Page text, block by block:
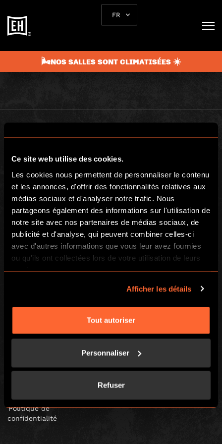
Ce site web utilise des cookies.
Les cookies nous permettent de personnaliser le contenu
et les annonces, d'offrir des fonctionnalités relatives aux
médias sociaux et d'analyser notre trafic. Nous
partageons également des informations sur l'utilisation de
notre site avec nos partenaires de médias sociaux, de
publicité et d'analyse, qui peuvent combiner celles-ci
avec d'autres informations que vous leur avez fournies
ou qu'ils ont collectées lors de votre utilisation de leurs
services.
Afficher les détails
Tout autoriser
Personnaliser
Refuser
FR
🌬️NOS SALLES SONT CLIMATISÉES ☀️
L’AVENTURE COMMENCE
ICI
Escape Hunt Group Ltd © 2026. All Rights Reserved.
Company number: 10676408
Registered address: Boom Battle Bar Oxford Street, Ground Floor and
Basement level, 70-88 Oxford Street, London, W1D 1BS
Global
About us
Jeux
Politique de
confidentialité
Retrouvez-nous
FAQs